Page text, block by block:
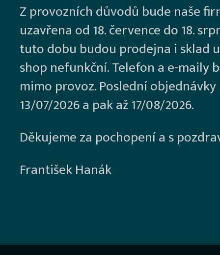
Z provozních důvodů bude naše
uzavřena od 18. července do 18.
tuto dobu budou prodejna i sklad
shop nefunkční. Telefon a e-maily
mimo provoz. Poslední
13/07/2026 a pak až 17/08/2026.
Děkujeme za pochopení a s
František Hanák